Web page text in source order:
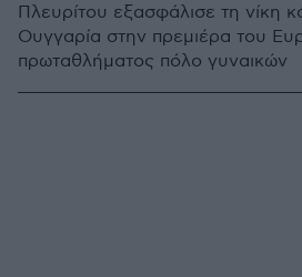
Πλευρίτου εξασφάλισε τη νίκη
Ουγγαρία στην πρεμιέρα του
πρωταθλήματος πόλο γυναικών